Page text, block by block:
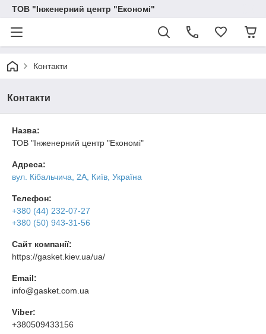
ТОВ "Інженерний центр "Економі"
Контакти
Контакти
Назва:
ТОВ "Інженерний центр "Економі"
Адреса:
вул. Кібальчича, 2А, Київ, Україна
Телефон:
+380 (44) 232-07-27
+380 (50) 943-31-56
Сайт компанії:
https://gasket.kiev.ua/ua/
Email:
info@gasket.com.ua
Viber:
+380509433156